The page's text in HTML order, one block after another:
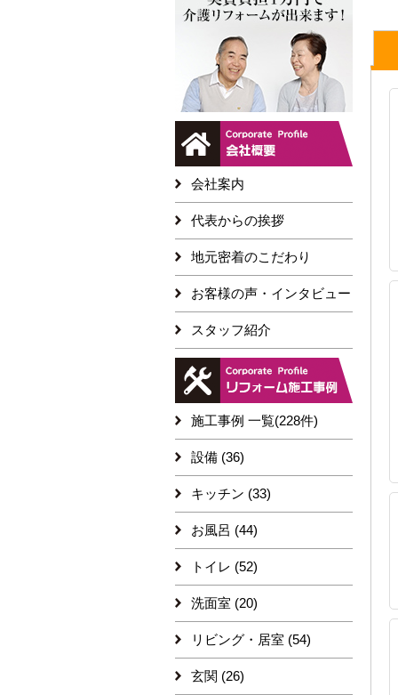
会社案内
代表からの挨拶
地元密着のこだわり
お客様の声・インタビュー
スタッフ紹介
施工事例 一覧(228件)
設備 (36)
キッチン (33)
お風呂 (44)
トイレ (52)
洗面室 (20)
リビング・居室 (54)
玄関 (26)